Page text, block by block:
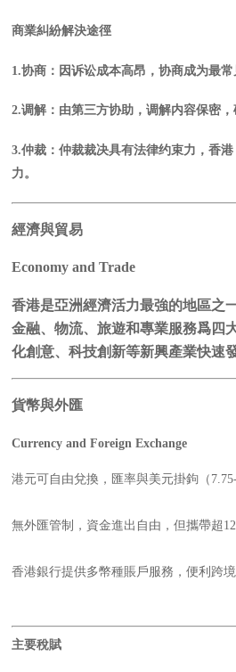
商業糾紛解決途徑
1.协商 ： 因诉讼成本高昂，协商成为最常
2.调解 ：由第三方协助，调解内容保密，
3.仲裁 ：仲裁裁决具有法律约束力，香
力。
經濟與貿易
Economy and Trade
香港是亞洲經濟活力最強的地區之
金融、物流、旅遊和專業服務爲四
化創意、科技創新等新興產業快速發
貨幣與外匯
Currency and Foreign Exchange
港元可自由兌換，匯率與美元掛鉤（7.75-
無外匯管制，資金進出自由，但攜帶超
香港銀行提供多幣種賬戶服務，便利跨境
主要稅賦